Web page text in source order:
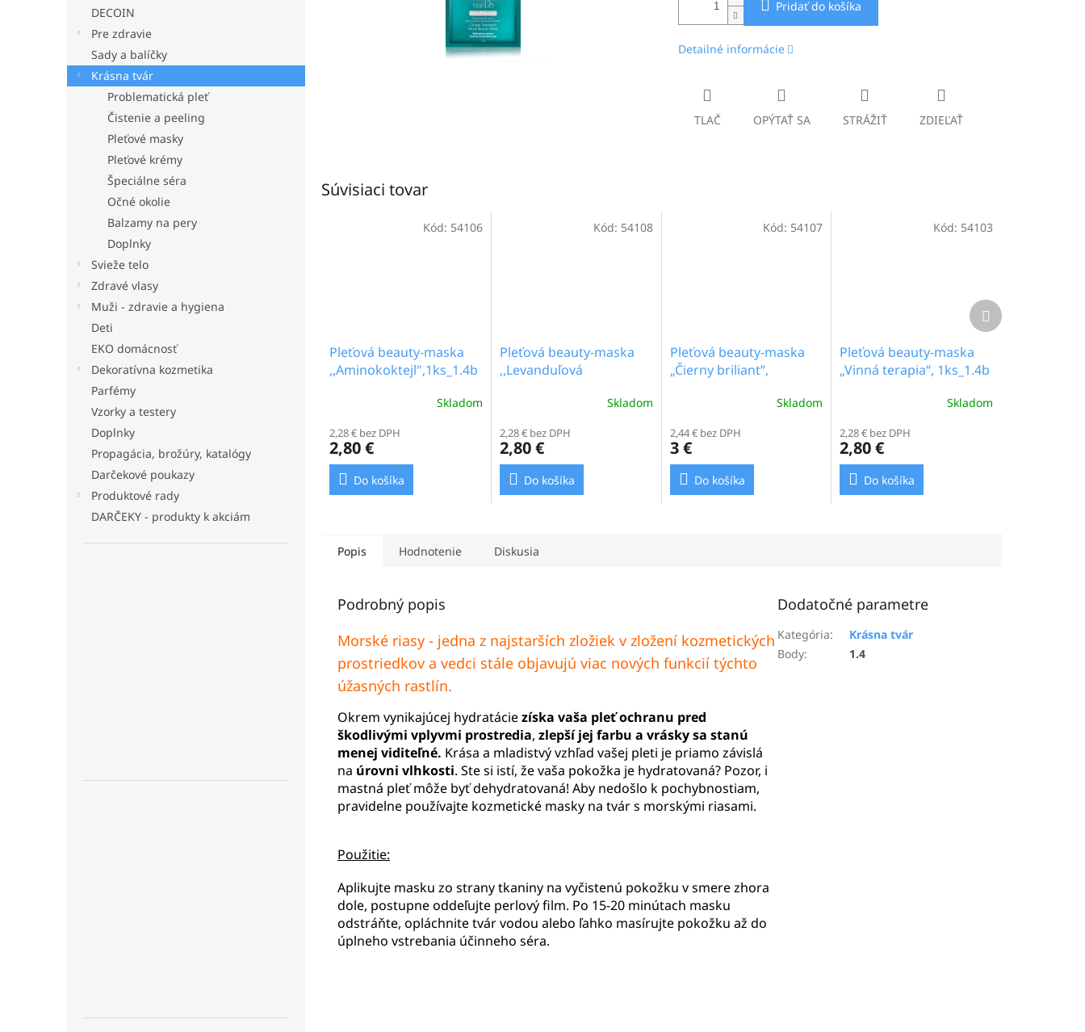
DECOIN
Pre zdravie
Sady a balíčky
Krásna tvár
Problematická pleť
Čistenie a peeling
Pleťové masky
Pleťové krémy
Špeciálne séra
Očné okolie
Balzamy na pery
Doplnky
Svieže telo
Zdravé vlasy
Muži - zdravie a hygiena
Deti
EKO domácnosť
Dekoratívna kozmetika
Parfémy
Vzorky a testery
Doplnky
Propagácia, brožúry, katalógy
Darčekové poukazy
Produktové rady
DARČEKY - produkty k akciám
Pridať do košíka
Detailné informácie
TLAČ OPÝTAŤ SA STRÁŽIŤ ZDIEĽAŤ
Súvisiaci tovar
Pleťová beauty-maska
,,Aminokoktejl",1ks_1.4b
Skladom
2,28 € bez DPH
2,80 €
Do košíka
Kód: 54106
Pleťová beauty-maska
,,Levanduľová
Skladom
2,28 € bez DPH
2,80 €
Do košíka
Kód: 54108
Pleťová beauty-maska
„Čierny briliant”,
Skladom
2,44 € bez DPH
3 €
Do košíka
Kód: 54107
Pleťová beauty-maska
„Vinná terapia“, 1ks_1.4b
Skladom
2,28 € bez DPH
2,80 €
Do košíka
Kód: 54103
Ďalší
produkt
Popis Hodnotenie Diskusia
Podrobný popis
Morské riasy - jedna z najstarších zložiek v zložení kozmetických
prostriedkov a vedci stále objavujú viac nových funkcií týchto
úžasných rastlín.
Okrem vynikajúcej hydratáciezíska vaša pleť ochranu pred
škodlivými vplyvmi prostredia, zlepší jej farbu a vrásky sa stanú
menej viditeľné. Krása a mladistvý vzhľad vašej pleti je priamo závislá
na úrovni vlhkosti. Ste si istí, že vaša pokožka je hydratovaná? Pozor, i
mastná pleť môže byť dehydratovaná! Aby nedošlo k pochybnostiam,
pravidelne používajte kozmetické masky na tvár s morskými riasami.
Použitie:
Aplikujte masku zo strany tkaniny na vyčistenú pokožku v smere zhora
dole, postupne oddeľujte perlový film. Po 15-20 minútach masku
odstráňte, opláchnite tvár vodou alebo ľahko masírujte pokožku až do
úplneho vstrebania účinneho séra.
Dodatočné parametre
Kategória:
Krásna tvár
Body: 1.4